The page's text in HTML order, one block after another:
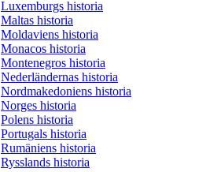
Luxemburgs historia
Maltas historia
Moldaviens historia
Monacos historia
Montenegros historia
Nederländernas historia
Nordmakedoniens historia
Norges historia
Polens historia
Portugals historia
Rumäniens historia
Rysslands historia